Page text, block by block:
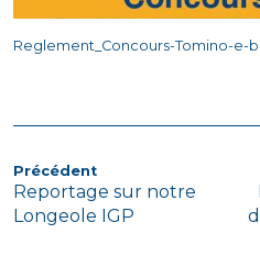
Reglement_Concours-Tomino-e-
NAVIGATION
DE
Article
précédent
Précédent
Reportage sur notre
Longeole IGP